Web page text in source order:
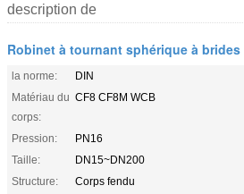
description de
Robinet à tournant sphérique à brides
la norme:
DIN
Matériau du
corps:
CF8 CF8M WCB
Pression:
PN16
Taille:
DN15~DN200
Structure:
Corps fendu